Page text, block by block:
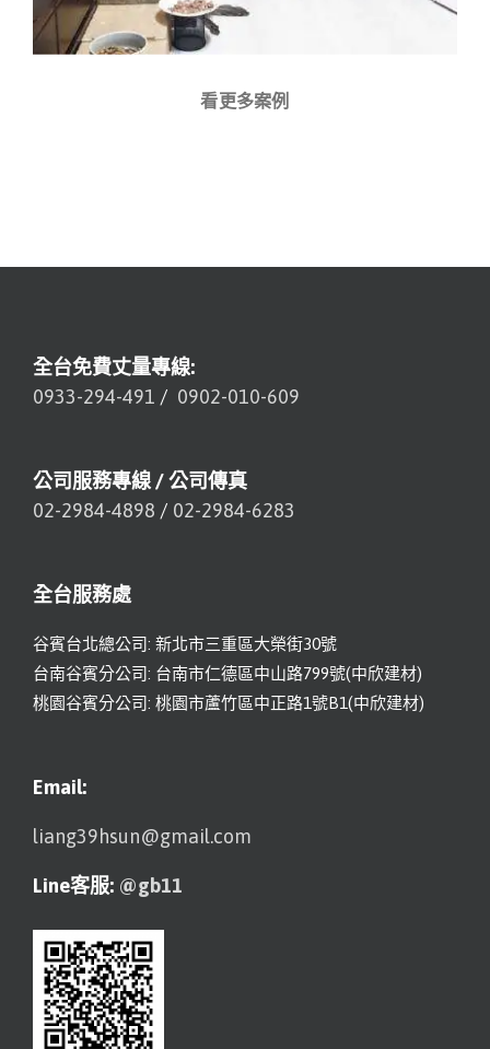
看更多案例
全台免費丈量專線:
0933-294-491 / 0902-010-609
公司服務專線 / 公司傳真
02-2984-4898 / 02-2984-6283
全台服務處
谷賓台北總公司: 新北市三重區大榮街30號
台南谷賓分公司: 台南市仁德區中山路799號(中欣建材)
桃園谷賓分公司: 桃園市蘆竹區中正路1號B1(中欣建材)
Email:
liang39hsun@gmail.com
Line客服: @gb11